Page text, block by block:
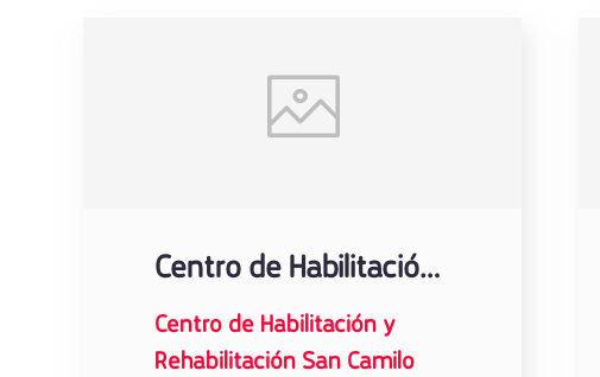
Centro de Habilitación y Rehabilitación San Camilo
Centro de Habilitación y
Rehabilitación San Camilo